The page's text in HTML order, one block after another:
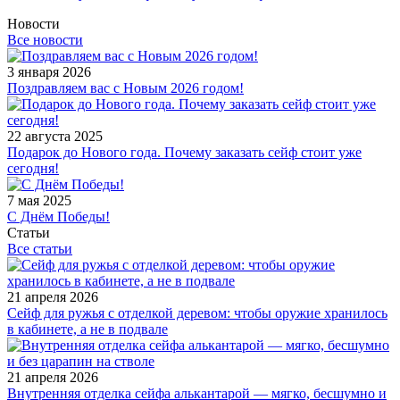
Новости
Все новости
3 января 2026
Поздравляем вас с Новым 2026 годом!
22 августа 2025
Подарок до Нового года. Почему заказать сейф стоит уже
сегодня!
7 мая 2025
С Днём Победы!
Статьи
Все статьи
21 апреля 2026
Сейф для ружья с отделкой деревом: чтобы оружие хранилось
в кабинете, а не в подвале
21 апреля 2026
Внутренняя отделка сейфа алькантарой — мягко, бесшумно и